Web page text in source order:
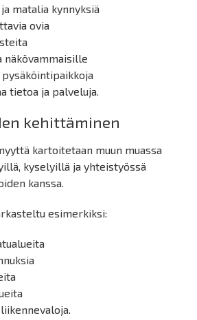
matalia kynnyksiä
ovia
näkövammaisille
tietoa ja palveluja.
kehittäminen
kartoitetaan muun muassa
kyselyillä ja yhteistyössä
kanssa.
esimerkiksi: